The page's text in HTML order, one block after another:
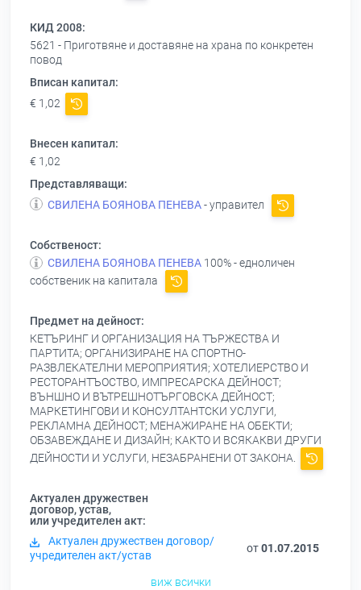
КИД 2008:
5621 - Приготвяне и доставяне на храна по конкретен
повод
Вписан капитал:
€ 1,02
Внесен капитал:
€ 1,02
Представляващи:
СВИЛЕНА БОЯНОВА ПЕНЕВА- управител
Собственост:
СВИЛЕНА БОЯНОВА ПЕНЕВА 100% - едноличен
собственик на капитала
Предмет на дейност:
КЕТЪРИНГ И ОРГАНИЗАЦИЯ НА ТЪРЖЕСТВА И
ПАРТИТА; ОРГАНИЗИРАНЕ НА СПОРТНО-
РАЗВЛЕКАТЕЛНИ МЕРОПРИЯТИЯ; ХОТЕЛИЕРСТВО И
РЕСТОРАНТЪОСТВО, ИМПРЕСАРСКА ДЕЙНОСТ;
ВЪНШНО И ВЪТРЕШНОТЪРГОВСКА ДЕЙНОСТ;
МАРКЕТИНГОВИ И КОНСУЛТАНТСКИ УСЛУГИ,
РЕКЛАМНА ДЕЙНОСТ; МЕНАЖИРАНЕ НА ОБЕКТИ;
ОБЗАВЕЖДАНЕ И ДИЗАЙН; КАКТО И ВСЯКАКВИ ДРУГИ
ДЕЙНОСТИ И УСЛУГИ, НЕЗАБРАНЕНИ ОТ ЗАКОНА.
Актуален дружествен
договор, устав,
или учредителен акт:
Актуален дружествен договор/
учредителен акт/устав
от01.07.2015
виж всички